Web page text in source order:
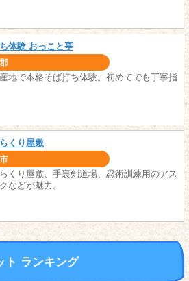
体験 おっこと亭
地で本格そば打ち体験。初めてでも丁寧指
くり屋敷
くり屋敷、手裏剣道場、忍術訓練用のアス
などが魅力。
ト ランキング